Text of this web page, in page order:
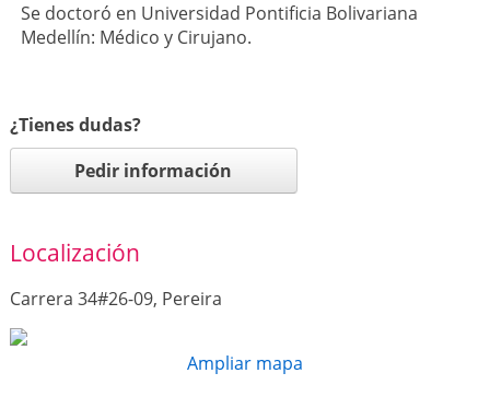
Se doctoró en Universidad Pontificia Bolivariana
Medellín: Médico y Cirujano.
¿Tienes dudas?
Pedir información
Localización
Carrera 34#26-09, Pereira
Ampliar mapa